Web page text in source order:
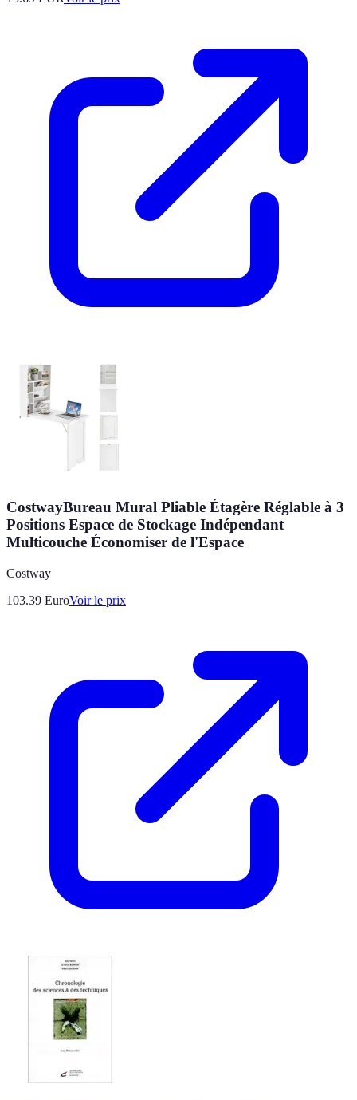
CostwayBureau Mural Pliable Étagère Réglable à 3
Positions Espace de Stockage Indépendant
Multicouche Économiser de l'Espace
Costway
103.39 EuroVoir le prix